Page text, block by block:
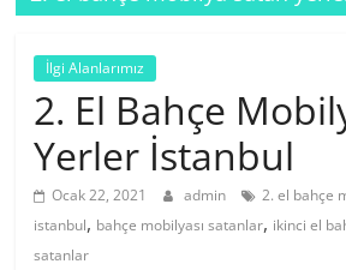
İlgi Alanlarımız
2. El Bahçe
Yerler İstanbul
Ocak 22, 2021 admin
2. el bahçe
istanbul, bahçe mobilyası satanlar, ikinci el
satanlar